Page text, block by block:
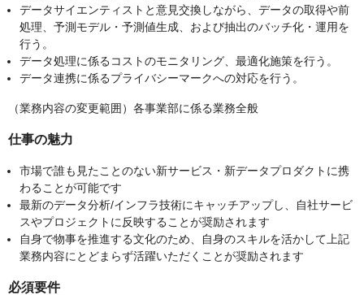
データサイエンティストと意見交換しながら、データの取得や前
処理、予測モデル・予測値生成、および抽出のバッチ化・運用を
行う。
データ処理に係るコストのモニタリング、最適化施策を行う。
データ連携に係るプライバシーマークへの対応を行う。
（業務内容の変更範囲）各事業部に係る業務全般
仕事の魅力
市場で誰も見たことのない新サービス・新データプロダクトに携
わることが可能です
最新のデータ分析/インフラ技術にキャッチアップし、自社サービ
スやプロジェクトに反映することが奨励されます
自身で物事を推進する文化のため、自身のスキルを活かして上記
業務内容にとどまらず活躍いただくことが奨励されます
必須要件